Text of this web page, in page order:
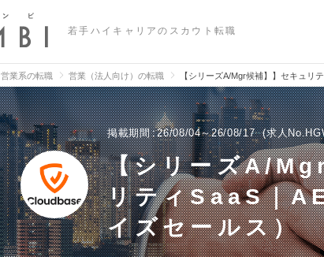
若手ハイキャリアのスカウト転職
営業系の転職 営業（法人向け）の転職 【シリーズA/Mgr候補】】セキュリ
掲載期間 26/08/04～26/08/17 求人
【シリーズA/
リティSaaS｜
イズセールス）